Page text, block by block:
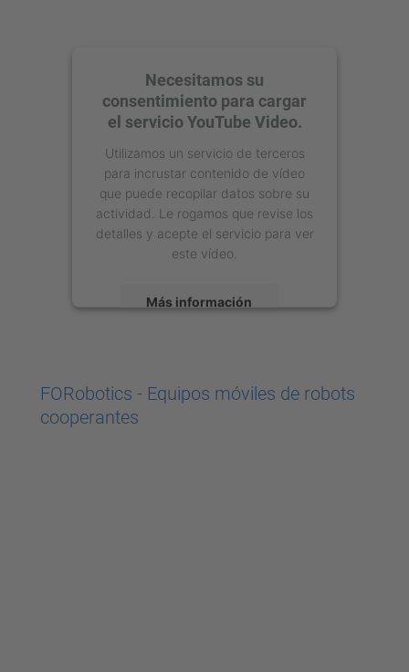
Necesitamos su
consentimiento para cargar
el servicio YouTube Video.
Utilizamos un servicio de terceros
para incrustar contenido de vídeo
que puede recopilar datos sobre su
actividad. Le rogamos que revise los
detalles y acepte el servicio para ver
este vídeo.
Más información
Management Platform
FORobotics - Equipos móviles de robots
cooperantes